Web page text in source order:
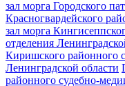
зал морга Городского
Красногвардейского
зал морга
отделения
Киришского районного
Ленинградской области
районного судебно-